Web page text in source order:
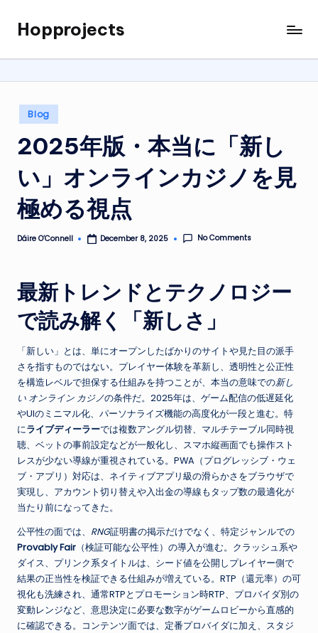
content
Hopprojects
Posted
in
Blog
2025年版・本当に「新し
い」オンラインカジノを見
極める視点
Posted
Dáire O’Connell December 8, 2025 No Comments
最新トレンドとテクノロジー
で読み解く「新しさ」
「新しい」とは、単にオープンしたばかりのサイトや見た目の派手
さを指すものではない。プレイヤー体験を革新し、透明性と公正性
を構造レベルで担保する仕組みを持つことが、本当の意味での新し
い オンライン カジノの条件だ。2025年は、ゲーム配信の低遅延化
やUIのミニマル化、パーソナライズ機能の高度化が一段と進む。特
にライブディーラーでは複数アングル切替、マルチテーブル同時視
聴、ベットの事前設定などが一般化し、スマホ縦画面でも操作スト
レスが少ない導線が重視されている。PWA（プログレッシブ・ウェ
ブ・アプリ）対応は、ネイティブアプリ級の滑らかさをブラウザで
実現し、アカウント切り替えや入出金の導線もタップ数の最適化が
当たり前になってきた。
公平性の面では、 RNG証明書の掲示だけでなく、特定ジャンルでの
Provably Fair （検証可能な公平性）の導入が進む。クラッシュ系や
ダイス、プリンク系タイトルは、シード値を公開しプレイヤー側で
結果の正当性を検証できる仕組みが増えている。RTP（還元率）の可
視化も洗練され、通常RTPとプロモーション時RTP、プロバイダ別の
変動レンジなど、意思決定に必要な数字がゲームロビーから直感的
に確認できる。コンテンツ面では、定番プロバイダに加え、スタジ